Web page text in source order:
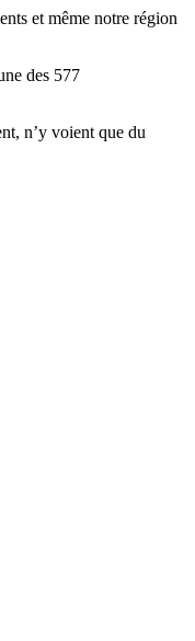
et même notre région
des 577
n’y voient que du